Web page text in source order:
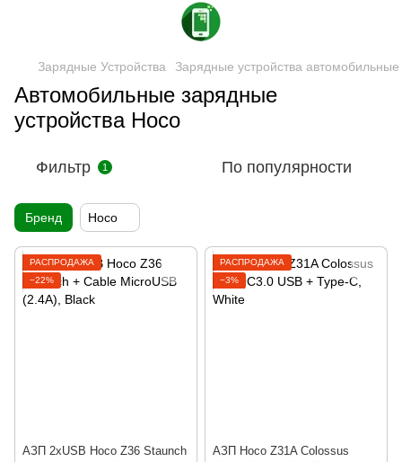
Зарядные Устройства Зарядные устройства автомобильные
Автомобильные зарядные
устройства Hoco
Фильтр 1 По популярности
Бренд Hoco
РАСПРОДАЖА
−22%
АЗП 2xUSB Hoco Z36 Staunch
РАСПРОДАЖА
−3%
АЗП Hoco Z31A Colossus